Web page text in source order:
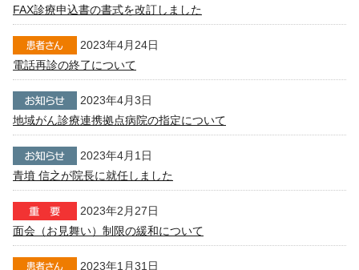
FAX診療申込書の書式を改訂しました
2023年4月24日
電話再診の終了について
2023年4月3日
地域がん診療連携拠点病院の指定について
2023年4月1日
青墳 信之が院長に就任しました
2023年2月27日
面会（お見舞い）制限の緩和について
2023年1月31日